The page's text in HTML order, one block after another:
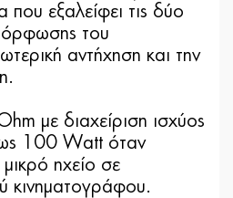
που εξαλείφει τις δύο
του
αντήχηση και την
με διαχείριση ισχύος
100 Watt όταν
μικρό ηχείο σε
κινηματογράφου.